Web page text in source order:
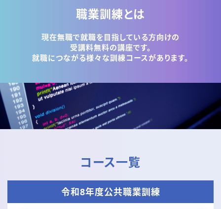
職業訓練とは
現在無職で就職を目指している方向けの
受講料無料の講座です。
就職につながる様々な訓練コースがあります。
コース一覧
令和8年度公共職業訓練